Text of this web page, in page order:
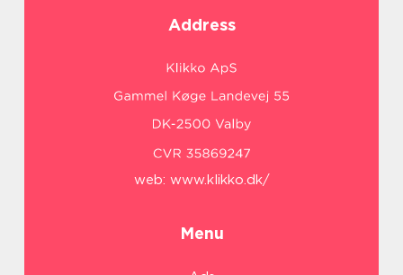
Address
web: www.klikko.dk/
Menu